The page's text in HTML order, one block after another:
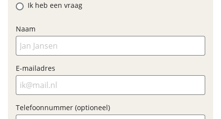
BOVAG Garantie
Fabrieksgarantie van
Fabrieksgarantie
Ja
Ik heb een vraag
Naam
E-mailadres
Telefoonnummer (optioneel)